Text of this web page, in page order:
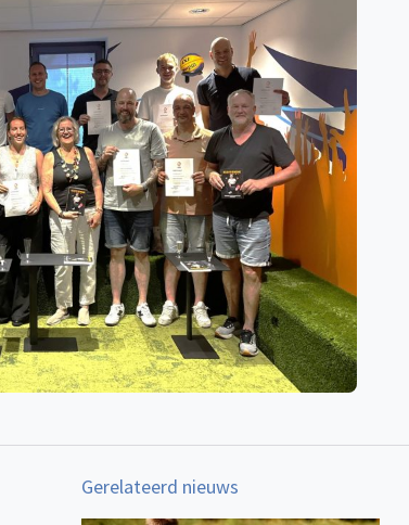
Gerelateerd nieuws